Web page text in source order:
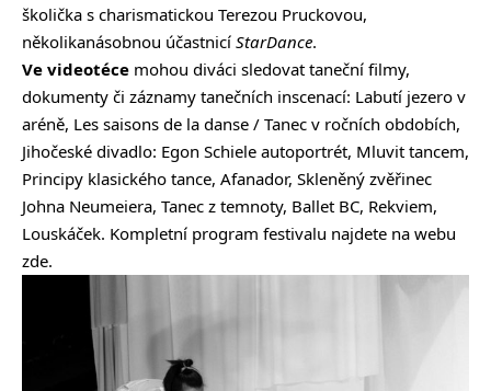
školička s charismatickou Terezou Pruckovou,
několikanásobnou účastnicí StarDance.
Ve videotéce mohou diváci sledovat taneční filmy,
dokumenty či záznamy tanečních inscenací: Labutí jezero v
aréně, Les saisons de la danse / Tanec v ročních obdobích,
Jihočeské divadlo: Egon Schiele autoportrét, Mluvit tancem,
Principy klasického tance, Afanador, Skleněný zvěřinec
Johna Neumeiera, Tanec z temnoty, Ballet BC, Rekviem,
Louskáček. Kompletní program festivalu najdete na webu
zde.